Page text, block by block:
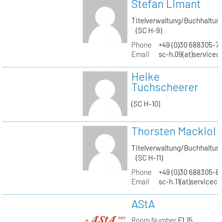
Stefan Limant
Titelverwaltung/
(SC H-9)
Phone
+49 (0)30 688305-
Email
sc-
Heike
Tuchscheerer
(SC H-10)
Thorsten Mackiol
Titelverwaltung/
(SC H-11)
Phone
+49 (0)30 688305-
Email
sc-
AStA
Room NumberF1.15